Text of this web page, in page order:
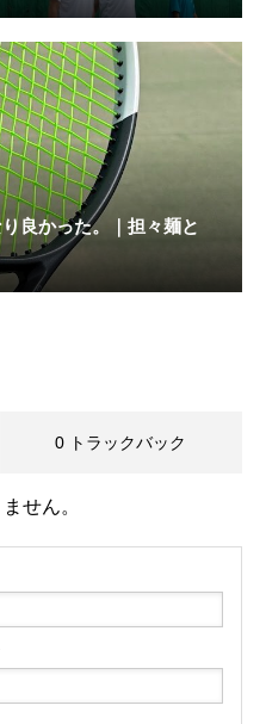
良かった。｜担々麺と
0 トラックバック
せん。